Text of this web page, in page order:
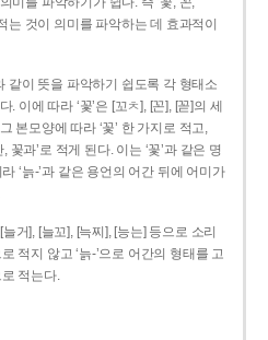
는 것이 의미를 파악하는 데 효과적이
같이 뜻을 파악하기 쉽도록 각 형태소
이에 따라 ‘꽃’은 [꼬ㅊ], [꼰], [꼳]의 세
본모양에 따라 ‘꽃’ 한 가지로 적고,
꽃과’로 적게 된다. 이는 ‘꽃’과 같은 명
‘늙-’과 같은 용언의 어간 뒤에 어미가
거], [늘꼬], [늑찌], [능는] 등으로 소리
적지 않고 ‘늙-’으로 어간의 형태를 고
로 적는다.